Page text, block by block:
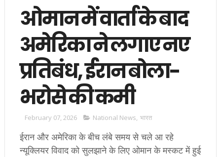
ओमान में वार्ता के बाद
अमेरिका ने लगाए नए
प्रतिबंध, ईरान बोला-
भरोसे की कमी
February 07, 2026 National News, भारत
ईरान और अमेरिका के बीच लंबे समय से चले आ रहे
न्यूक्लियर विवाद को सुलझाने के लिए ओमान के मस्कट में हुई